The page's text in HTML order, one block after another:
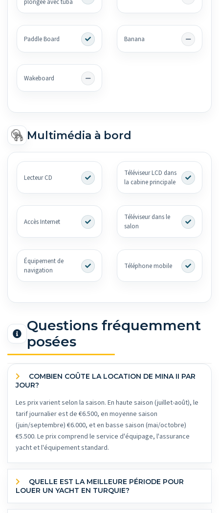
plongée avec tuba
Paddle Board Banana
Wakeboard
Multimédia à bord
Lecteur CD
Téléviseur LCD dans
la cabine principale
Accès Internet
Téléviseur dans le
salon
Équipement de
navigation
Téléphone mobile
Questions fréquemment
posées
JOUR?
Les prix varient selon la saison. En haute saison (juillet-août), le
tarif journalier est de €6.500, en moyenne saison
(juin/septembre) €6.000, et en basse saison (mai/octobre)
€5.500. Le prix comprend le service d'équipage, l'assurance
yacht et l'équipement standard.
LOUER UN YACHT EN TURQUIE?